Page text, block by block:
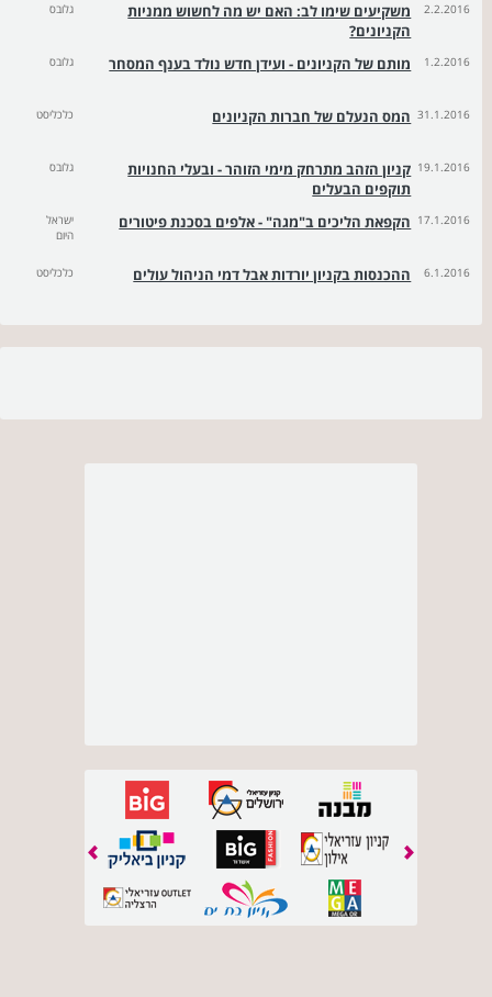
2.2.2016
משקיעים שימו לב: האם יש מה לחשוש ממניות
הקניונים?
גלובס
1.2.2016 מותם של הקניונים - ועידן חדש נולד בענף המסחר גלובס
31.1.2016 המס הנעלם של חברות הקניונים כלכליסט
19.1.2016 קניון הזהב מתרחק מימי הזוהר - ובעלי החנויות
תוקפים הבעלים
גלובס
17.1.2016 הקפאת הליכים ב"מגה" - אלפים בסכנת פיטורים
ישראל
היום
6.1.2016 ההכנסות בקניון יורדות אבל דמי הניהול עולים כלכליסט